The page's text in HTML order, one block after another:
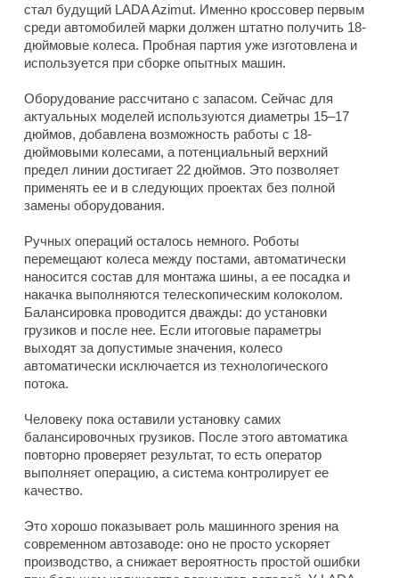
стал будущий LADA Azimut. Именно кроссовер первым
среди автомобилей марки должен штатно получить 18-
дюймовые колеса. Пробная партия уже изготовлена и
используется при сборке опытных машин.
Оборудование рассчитано с запасом. Сейчас для
актуальных моделей используются диаметры 15–17
дюймов, добавлена возможность работы с 18-
дюймовыми колесами, а потенциальный верхний
предел линии достигает 22 дюймов. Это позволяет
применять ее и в следующих проектах без полной
замены оборудования.
Ручных операций осталось немного. Роботы
перемещают колеса между постами, автоматически
наносится состав для монтажа шины, а ее посадка и
накачка выполняются телескопическим колоколом.
Балансировка проводится дважды: до установки
грузиков и после нее. Если итоговые параметры
выходят за допустимые значения, колесо
автоматически исключается из технологического
потока.
Человеку пока оставили установку самих
балансировочных грузиков. После этого автоматика
повторно проверяет результат, то есть оператор
выполняет операцию, а система контролирует ее
качество.
Это хорошо показывает роль машинного зрения на
современном автозаводе: оно не просто ускоряет
производство, а снижает вероятность простой ошибки